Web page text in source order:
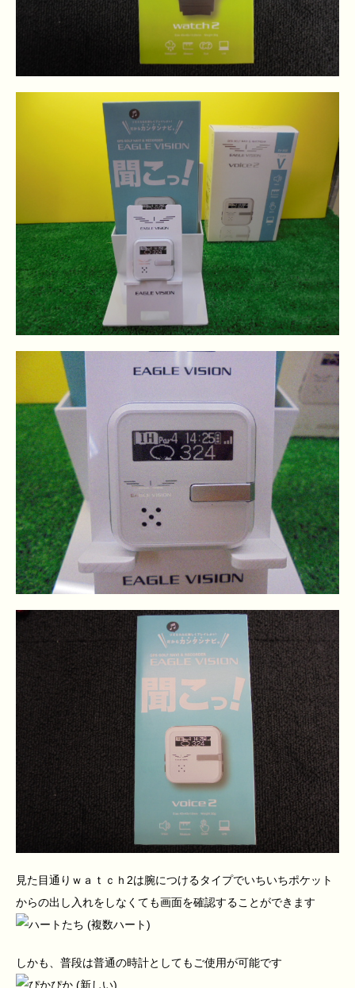
見た目通りｗａｔｃｈ2は腕につけるタイプでいちいちポケット
からの出し入れをしなくても画面を確認することができます
しかも、普段は普通の時計としてもご使用が可能です